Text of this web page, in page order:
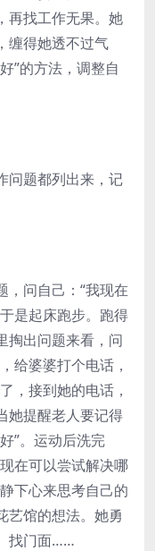
再找工作无果。她
缠得她透不过气
”的方法，调整自
题都列出来，记
问自己：“我现在
是起床跑步。跑得
掏出问题来看，问
给婆婆打个电话，
，接到她的电话，
她提醒老人要记得
”。运动后洗完
在可以尝试解决哪
下心来思考自己的
艺馆的想法。她勇
找门面……